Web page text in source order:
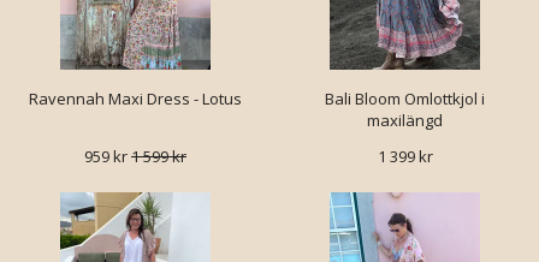
Ravennah Maxi Dress - Lotus
959 kr1 599 kr
Bali Bloom Omlottkjol i
maxilängd
1 399 kr